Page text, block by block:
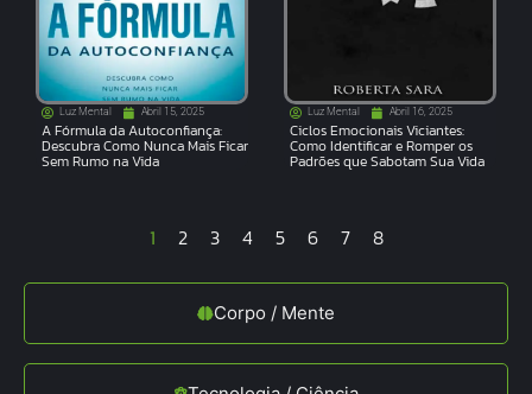
Corpo / Mente
Luz Mental Abril 15, 2025
A Fórmula da Autoconfiança:
Descubra Como Nunca Mais Ficar
Sem Rumo na Vida
Luz Mental Abril 16, 2025
Ciclos Emocionais Viciantes:
Como Identificar e Romper os
Padrões que Sabotam Sua Vida
1 2 3 4 5 6 7 8